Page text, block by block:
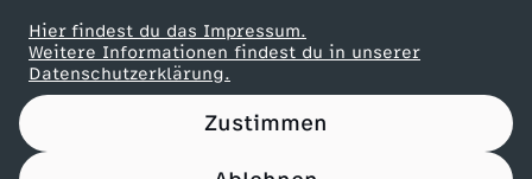
Hier findest du das Impressum.
Weitere Informationen findest du in unserer
Datenschutzerklärung.
Zustimmen
Partner